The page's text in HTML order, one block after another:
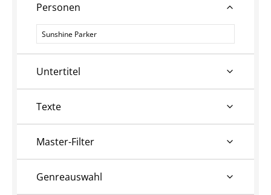
Personen
Personen
Untertitel
Texte
Master-Filter
Genreauswahl